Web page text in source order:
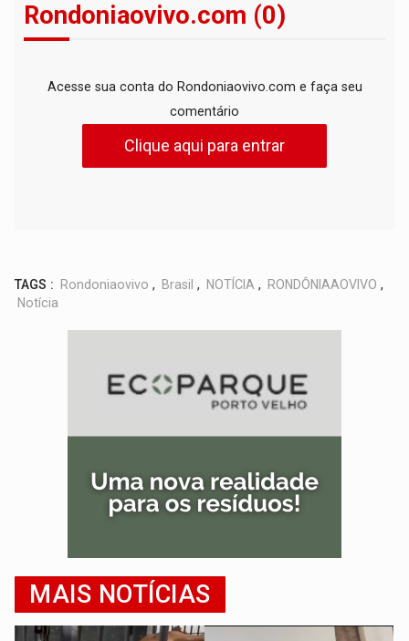
Rondoniaovivo.com (0)
Acesse sua conta do Rondoniaovivo.com e faça seu
comentário
Clique aqui para entrar
TAGS : Rondoniaovivo , Brasil , NOTÍCIA , RONDÔNIAAOVIVO ,
Notícia
MAIS NOTÍCIAS